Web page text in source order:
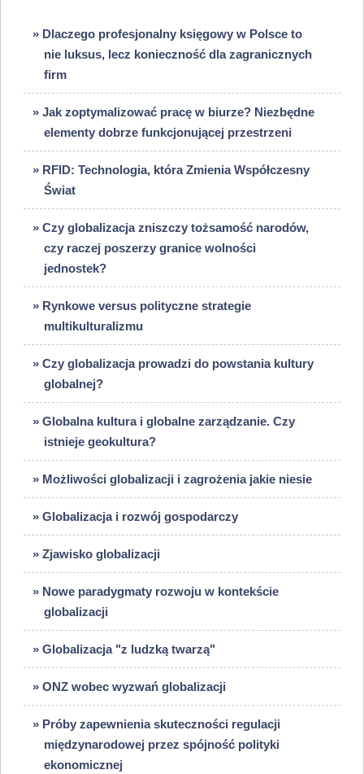
» Dlaczego profesjonalny księgowy w Polsce to
nie luksus, lecz konieczność dla zagranicznych
firm
» Jak zoptymalizować pracę w biurze? Niezbędne
elementy dobrze funkcjonującej przestrzeni
» RFID: Technologia, która Zmienia Współczesny
Świat
» Czy globalizacja zniszczy tożsamość narodów,
czy raczej poszerzy granice wolności
jednostek?
» Rynkowe versus polityczne strategie
multikulturalizmu
» Czy globalizacja prowadzi do powstania kultury
globalnej?
» Globalna kultura i globalne zarządzanie. Czy
istnieje geokultura?
» Możliwości globalizacji i zagrożenia jakie niesie
» Globalizacja i rozwój gospodarczy
» Zjawisko globalizacji
» Nowe paradygmaty rozwoju w kontekście
globalizacji
» Globalizacja "z ludzką twarzą"
» ONZ wobec wyzwań globalizacji
» Próby zapewnienia skuteczności regulacji
międzynarodowej przez spójność polityki
ekonomicznej